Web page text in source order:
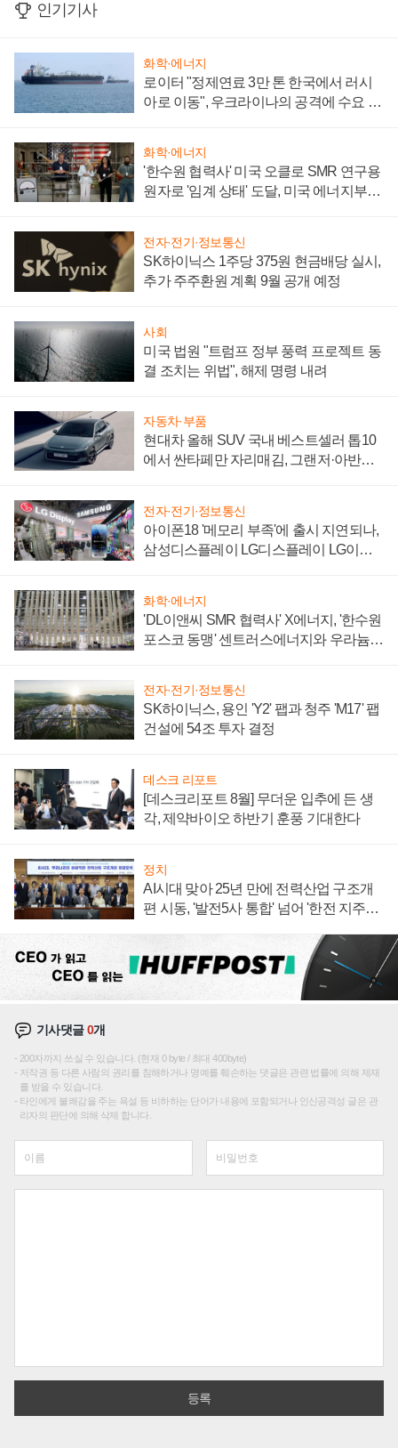
인기기사
화학·에너지
로이터 "정제연료 3만 톤 한국에서 러시
아로 이동", 우크라이나의 공격에 수요 늘
화학·에너지
'한수원 협력사' 미국 오클로 SMR 연구용
원자로 '임계 상태' 도달, 미국 에너지부
전자·전기·정보통신
SK하이닉스 1주당 375원 현금배당 실시,
추가 주주환원 계획 9월 공개 예정
사회
미국 법원 "트럼프 정부 풍력 프로젝트 동
결 조치는 위법", 해제 명령 내려
자동차·부품
현대차 올해 SUV 국내 베스트셀러 톱10
에서 싼타페만 자리매김, 그랜저·아반떼
전자·전기·정보통신
아이폰18 '메모리 부족'에 출시 지연되나,
삼성디스플레이 LG디스플레이 LG이노
화학·에너지
'DL이앤씨 SMR 협력사' X에너지, '한수원
포스코 동맹' 센트러스에너지와 우라늄
전자·전기·정보통신
SK하이닉스, 용인 'Y2' 팹과 청주 'M17' 팹
건설에 54조 투자 결정
데스크 리포트
[데스크리포트 8월] 무더운 입추에 든 생
각, 제약바이오 하반기 훈풍 기대한다
정치
AI시대 맞아 25년 만에 전력산업 구조개
편 시동, '발전5사 통합' 넘어 '한전 지주사'
기사댓글0개
200자까지 쓰실 수 있습니다. (현재 0 byte / 최대 400byte)
저작권 등 다른 사람의 권리를 침해하거나 명예를 훼손하는 댓글은 관련 법률에 의해 제재
를 받을 수 있습니다.
타인에게 불쾌감을 주는 욕설 등 비하하는 단어가 내용에 포함되거나 인신공격성 글은 관
리자의 판단에 의해 삭제 합니다.